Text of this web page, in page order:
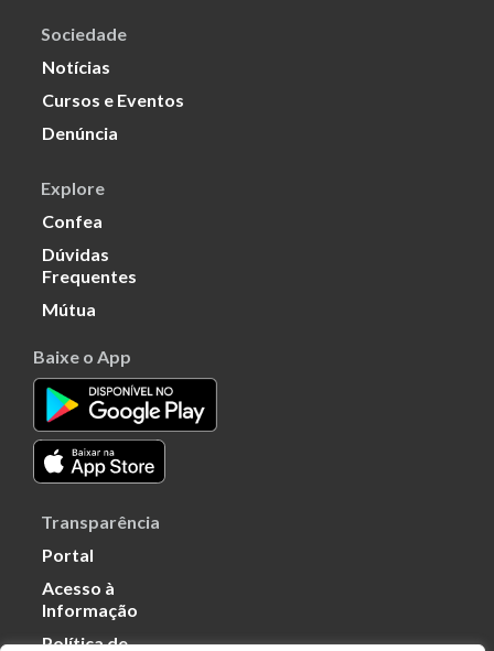
Sociedade
Notícias
Cursos e Eventos
Denúncia
Explore
Confea
Dúvidas
Frequentes
Mútua
Baixe o App
Transparência
Portal
Acesso à
Informação
Política de